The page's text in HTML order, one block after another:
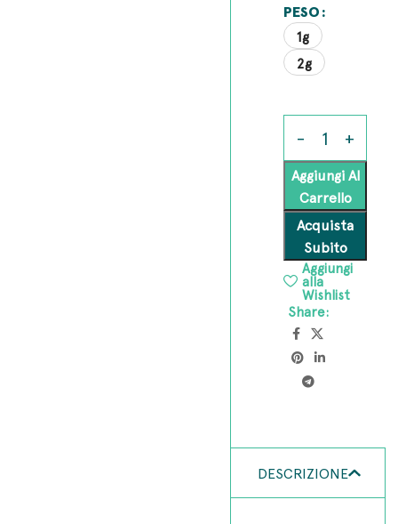
PESO
1g
2g
Aggiungi Al
Carrello
Acquista
Subito
Aggiungi
alla
Wishlist
Share:
DESCRIZIONE